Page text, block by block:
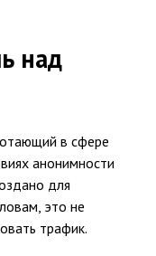
над
в сфере
анонимности
для
это не
трафик.